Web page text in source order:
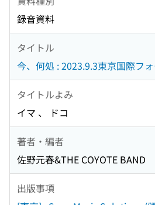
録音資料
タイトル
今、何処 : 2023.9.3東京国際フ
タイトルよみ
イマ 、 ドコ
著者・編者
佐野元春&THE COYOTE BAND
出版事項